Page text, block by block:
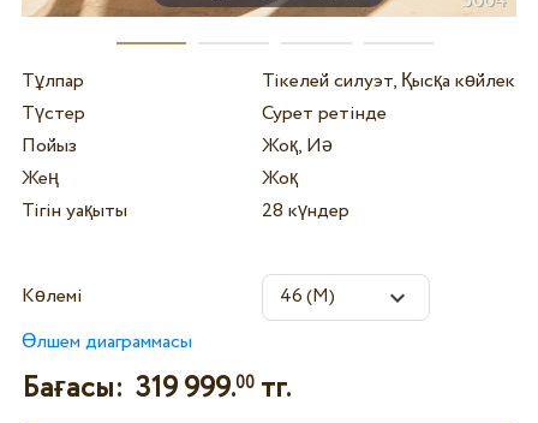
Тұлпар
Тікелей силуэт, Қысқа көйлек
Түстер
Сурет ретінде
Пойыз
Жоқ, Иә
Жең
Жоқ
Тігін уақыты
28 күндер
Көлемі
Өлшем диаграммасы
Бағасы: 319 999.00тг.